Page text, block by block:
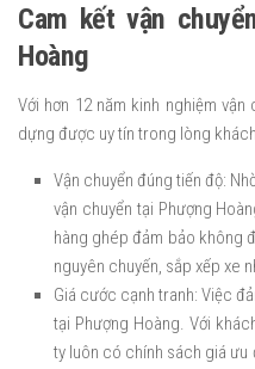
Cam kết vận
Hoàng
Với hơn 12 năm kinh nghiệm
dựng được uy tín trong lòng
Vận chuyển đúng tiến độ:
vận chuyển tại Phượng
hàng ghép đảm bảo không
nguyên chuyến, sắp xếp xe
Giá cước cạnh tranh: Việc
tại Phượng Hoàng. Với
ty luôn có chính sách giá ưu